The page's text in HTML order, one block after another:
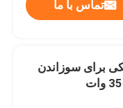
تماس با ما
برای سوزاندن